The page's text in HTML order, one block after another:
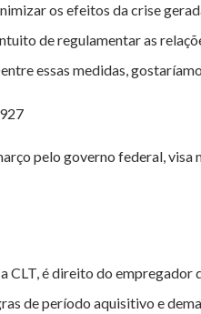
os efeitos da crise
de regulamentar as
essas medidas,
pelo governo federal,
CLT, é direito do
de período aquisitivo e